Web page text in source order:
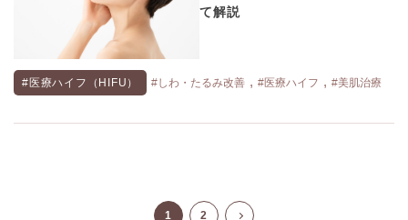
て解説
#医療ハイフ（HIFU） #しわ・たるみ改善 , #医療ハイフ , #美肌治療
1 2